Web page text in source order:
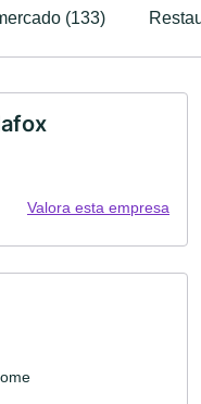
(133)
Valora esta empresa